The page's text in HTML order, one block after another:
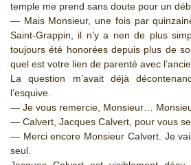
temple me prend sans doute pour un
— Mais Monsieur, une fois par
Saint-Grappin, il n’y a rien de plus
toujours été honorées depuis plus de
quel est votre lien de parenté avec
La question m’avait déjà
l’esquive.
— Je vous remercie, Monsieur…
— Calvert, Jacques Calvert, pour vous
— Merci encore Monsieur Calvert. Je
seul.